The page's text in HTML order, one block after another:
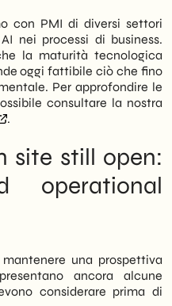
con PMI di diversi settori
nei processi di business.
la maturità tecnologica
oggi fattibile ciò che fino
Per approfondire le
consultare la nostra
.
site still open:
operational
una prospettiva
ancora alcune
considerare prima di